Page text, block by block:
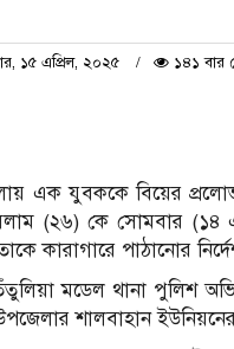
১৫ এপ্রিল, ২০২৫ ১৪১ বার
এক যুবককে বিয়ের
(২৬) কে সোমবার (১৪
কারাগারে পাঠানোর
মডেল থানা পুলিশ
শালবাহান ইউনিয়নের